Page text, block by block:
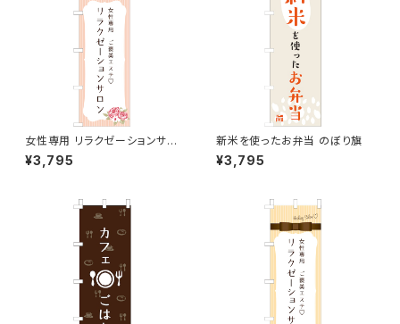
女性専用 リラクゼーションサロ
ン ピンク のぼり旗
¥3,795
新米を使ったお弁当 のぼり旗
¥3,795